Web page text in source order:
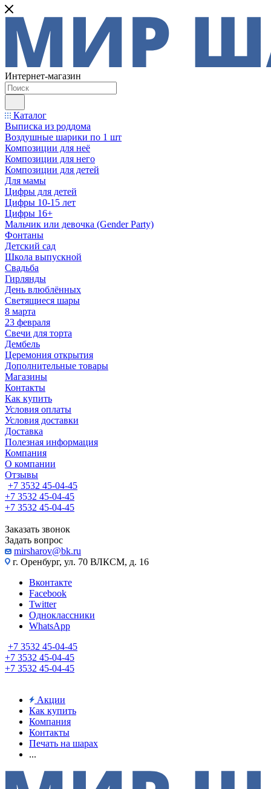
Интернет-магазин
Каталог
Выписка из роддома
Воздушные шарики по 1 шт
Композиции для неё
Композиции для него
Композиции для детей
Для мамы
Цифры для детей
Цифры 10-15 лет
Цифры 16+
Мальчик или девочка (Gender Party)
Фонтаны
Детский сад
Школа выпускной
Свадьба
Гирлянды
День влюблённых
Светящиеся шары
8 марта
23 февраля
Свечи для торта
Дембель
Церемония открытия
Дополнительные товары
Магазины
Контакты
Как купить
Условия оплаты
Условия доставки
Доставка
Полезная информация
Компания
О компании
Отзывы
+7 3532 45-04-45
+7 3532 45-04-45
+7 3532 45-04-45
Заказать звонок
Задать вопрос
mirsharov@bk.ru
г. Оренбург, ул. 70 ВЛКСМ, д. 16
Вконтакте
Facebook
Twitter
Одноклассники
WhatsApp
+7 3532 45-04-45
+7 3532 45-04-45
+7 3532 45-04-45
Акции
Как купить
Компания
Контакты
Печать на шарах
...